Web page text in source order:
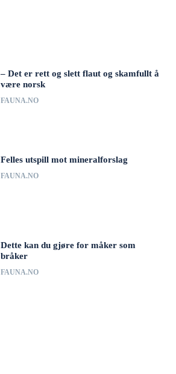
– Det er rett og slett flaut og skamfullt å
være norsk
FAUNA.NO
Felles utspill mot mineralforslag
FAUNA.NO
Dette kan du gjøre for måker som
bråker
FAUNA.NO